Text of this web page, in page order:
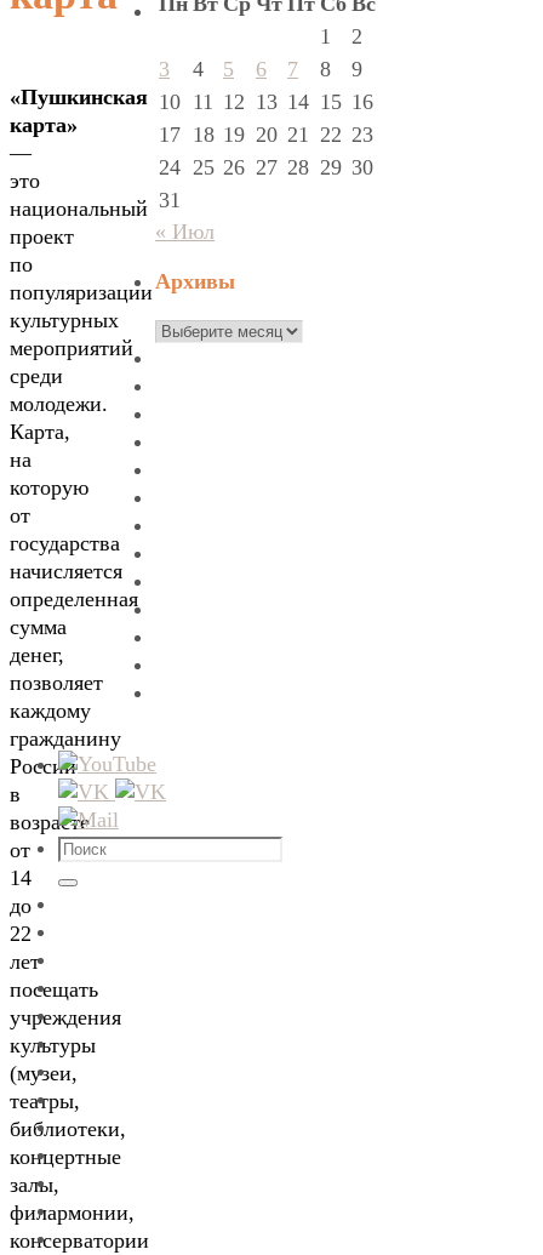
«Пушкинская
карта»
—
это
национальный
проект
по
популяризации
культурных
мероприятий
среди
молодежи.
Карта,
на
которую
от
государства
начисляется
определенная
сумма
денег,
позволяет
каждому
гражданину
России
в
возрасте
от
14
до
22
лет
посещать
учреждения
культуры
(музеи,
театры,
библиотеки,
концертные
залы,
филармонии,
консерватории
1
2
3
4 5 6 7 8
9
10 11 12 13 14 15 16
17 18 19 20 21 22 23
24 25 26 27 28 29 30
31
« Июл
Архивы
Архивы
Что
искать:
Поиск